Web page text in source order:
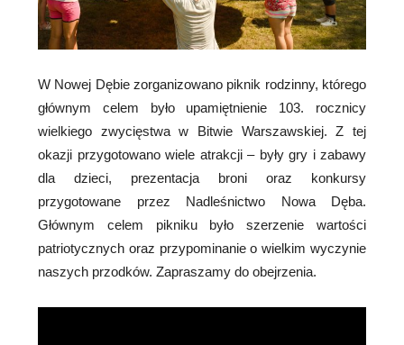
W Nowej Dębie zorganizowano piknik rodzinny, którego
głównym celem było upamiętnienie 103. rocznicy
wielkiego zwycięstwa w Bitwie Warszawskiej. Z tej
okazji przygotowano wiele atrakcji – były gry i zabawy
dla dzieci, prezentacja broni oraz konkursy
przygotowane przez Nadleśnictwo Nowa Dęba.
Głównym celem pikniku było szerzenie wartości
patriotycznych oraz przypominanie o wielkim wyczynie
naszych przodków. Zapraszamy do obejrzenia.